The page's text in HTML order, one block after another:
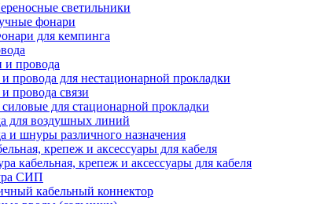
светильники
фонари
для кемпинга
и провода
провода для нестационарной прокладки
провода связи
для стационарной прокладки
для воздушных линий
и шнуры различного назначения
крепеж и аксессуары для кабеля
кабельная, крепеж и аксессуары для кабеля
СИП
кабельный коннектор